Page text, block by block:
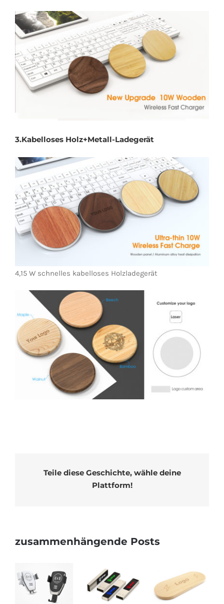
3.Kabelloses Holz+Metall-Ladegerät
4,15 W schnelles kabelloses Holzladegerät
Teile diese Geschichte, wähle deine
Plattform!
zusammenhängende Posts